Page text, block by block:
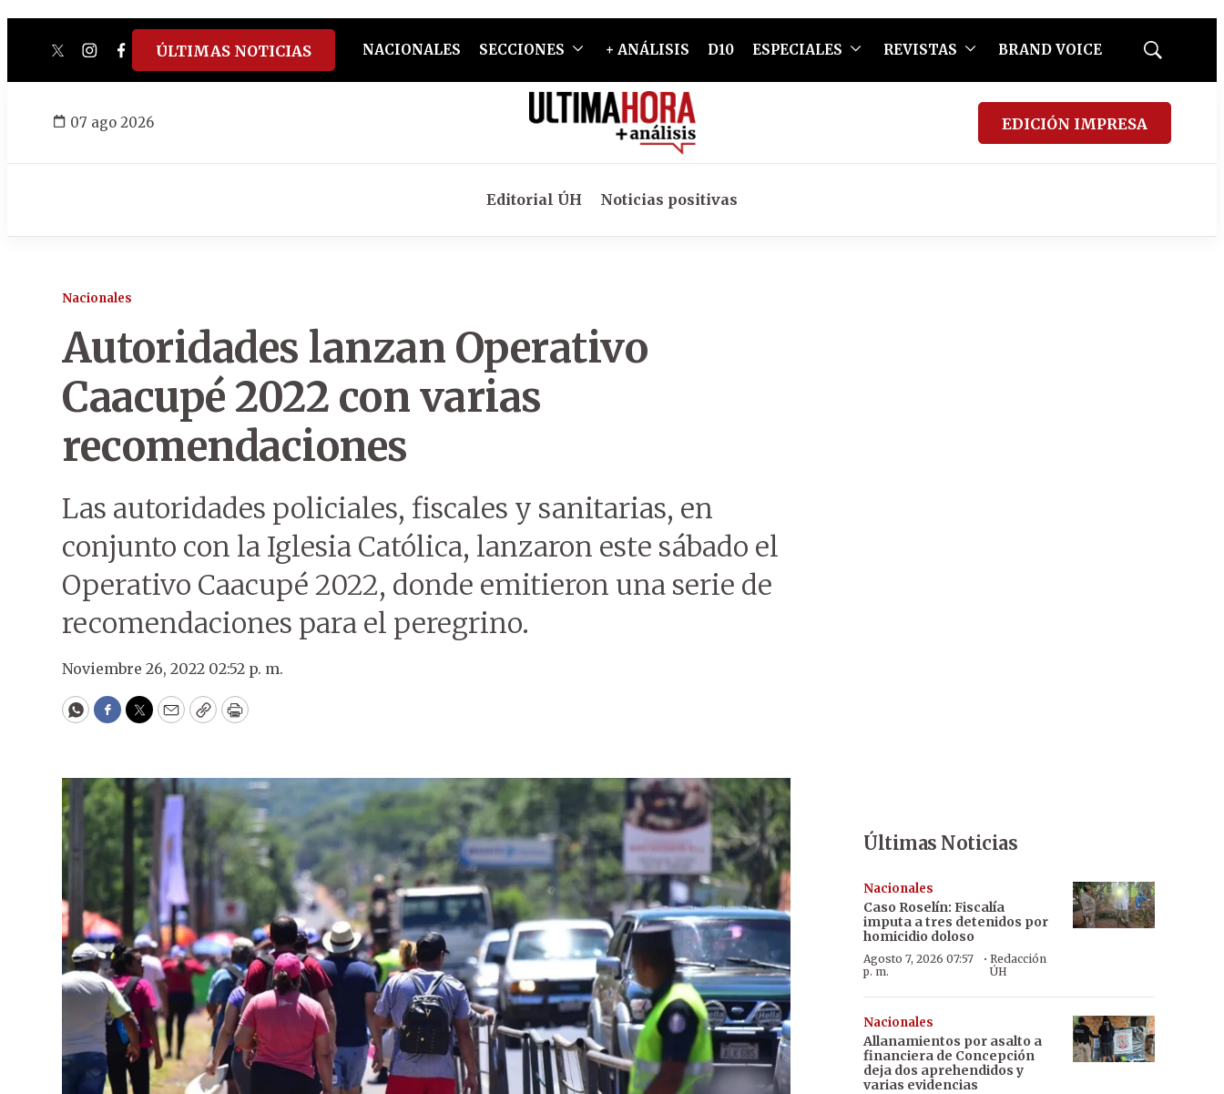
twitterinstagram
facebook
tiktokyoutube
spotify
ÚLTIMAS NOTICIAS NACIONALES SECCIONES + ANÁLISIS D10 ESPECIALES REVISTAS BRAND VOICE
Mostrar
07 ago 2026 EDICIÓN IMPRESA
Editorial ÚH Noticias positivas
Nacionales
Autoridades lanzan Operativo
Caacupé 2022 con varias
recomendaciones
Las autoridades policiales, fiscales y sanitarias, en
conjunto con la Iglesia Católica, lanzaron este sábado el
Operativo Caacupé 2022, donde emitieron una serie de
recomendaciones para el peregrino.
Noviembre 26, 2022 02:52 p. m.
WhatsApp
Facebook
Twitter
EmailCopyPrint
Últimas Noticias
Nacionales
Caso Roselín: Fiscalía
imputa a tres detenidos por
homicidio doloso
Agosto 7, 2026 07:57
p. m.
· Redacción
ÚH
Nacionales
Allanamientos por asalto a
financiera de Concepción
deja dos aprehendidos y
varias evidencias